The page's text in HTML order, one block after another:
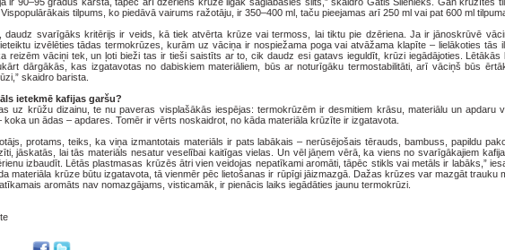
tilpums, ko piedāvā vairums ražotāju, ir 350–400 ml, taču pieejamas arī 250 ml vai pat 600 ml
daudz svarīgāks kritērijs ir veids, kā tiek atvērta krūze vai termoss, lai tiktu pie dzēriena. Ja ir jānoskrūvē
izvēlēties tādas termokrūzes, kurām uz vāciņa ir nospiežama poga vai atvāžama klapīte – lielākoties tās
reizēm vāciņi tek, un ļoti bieži tas ir tieši saistīts ar to, cik daudz esi gatavs ieguldīt, krūzi iegādājoties.
dārgākās, kas izgatavotas no dabiskiem materiāliem, būs ar noturīgāku termostabilitāti, arī vāciņš būs
skaidro barista.
ietekmē kafijas garšu?
uz krūžu dizainu, te nu paveras visplašākās iespējas: termokrūzēm ir desmitiem krāsu, materiālu un apdaru
koka un ādas – apdares. Tomēr ir vērts noskaidrot, no kāda materiāla krūzīte ir izgatavota.
protams, teiks, ka viņa izmantotais materiāls ir pats labākais – nerūsējošais tērauds, bambuss, papildu
jāskatās, lai tās materiāls nesatur veselībai kaitīgas vielas. Un vēl jāņem vērā, ka viens no svarīgākajiem
izbaudīt. Lētās plastmasas krūzēs ātri vien veidojas nepatīkami aromāti, tāpēc stikls vai metāls ir labāks,”
materiāla krūze būtu izgatavota, tā vienmēr pēc lietošanas ir rūpīgi jāizmazgā. Dažas krūzes var mazgāt trauku
aromāts nav nomazgājams, visticamāk, ir pienācis laiks iegādāties jaunu termokrūzi.